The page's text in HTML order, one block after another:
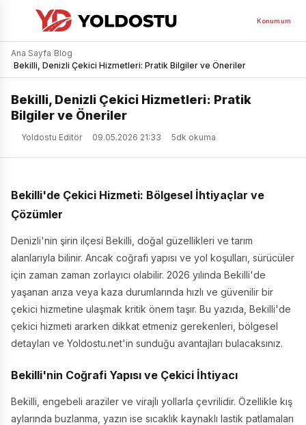
Konumum
Ana Sayfa/Blog
/Bekilli, Denizli Çekici Hizmetleri: Pratik Bilgiler ve Öneriler
Bekilli, Denizli Çekici Hizmetleri: Pratik
Bilgiler ve Öneriler
Yoldostu Editör 09.05.2026 21:33 5dk okuma
Bekilli'de Çekici Hizmeti: Bölgesel İhtiyaçlar ve
Çözümler
Denizli'nin şirin ilçesi Bekilli, doğal güzellikleri ve tarım
alanlarıyla bilinir. Ancak coğrafi yapısı ve yol koşulları, sürücüler
için zaman zaman zorlayıcı olabilir. 2026 yılında Bekilli'de
yaşanan arıza veya kaza durumlarında hızlı ve güvenilir bir
çekici hizmetine ulaşmak kritik önem taşır. Bu yazıda, Bekilli'de
çekici hizmeti ararken dikkat etmeniz gerekenleri, bölgesel
detayları ve Yoldostu.net'in sunduğu avantajları bulacaksınız.
Bekilli'nin Coğrafi Yapısı ve Çekici İhtiyacı
Bekilli, engebeli araziler ve virajlı yollarla çevrilidir. Özellikle kış
aylarında buzlanma, yazın ise sıcaklık kaynaklı lastik patlamaları